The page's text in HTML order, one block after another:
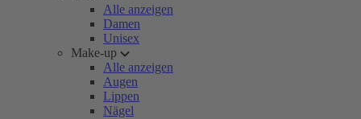
Alle anzeigen
Damen
Unisex
Make-up
Alle anzeigen
Augen
Lippen
Nägel